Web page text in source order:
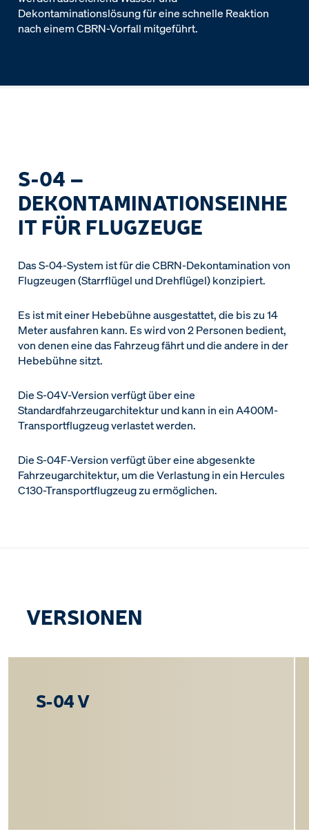
Dekontaminationslösung für eine schnelle Reaktion
nach einem CBRN-Vorfall mitgeführt.
S-04 –
DEKONTAMINATIONSEINHE
IT FÜR FLUGZEUGE
Das S-04-System ist für die CBRN-Dekontamination von
Flugzeugen (Starrflügel und Drehflügel) konzipiert.
Es ist mit einer Hebebühne ausgestattet, die bis zu 14
Meter ausfahren kann. Es wird von 2 Personen bedient,
von denen eine das Fahrzeug fährt und die andere in der
Hebebühne sitzt.
Die S-04V-Version verfügt über eine
Standardfahrzeugarchitektur und kann in ein A400M-
Transportflugzeug verlastet werden.
Die S-04F-Version verfügt über eine abgesenkte
Fahrzeugarchitektur, um die Verlastung in ein Hercules
C130-Transportflugzeug zu ermöglichen.
VERSIONEN
S-04 V